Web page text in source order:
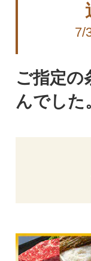
7/
ご指定の
んでした